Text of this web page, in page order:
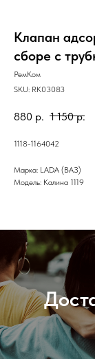
Клапан
сборе с
РемКом
SKU: RK03083
880 р. 1 150 р.
1118-1164042
Марка: LADA (ВАЗ)
Модель: Калина 1119